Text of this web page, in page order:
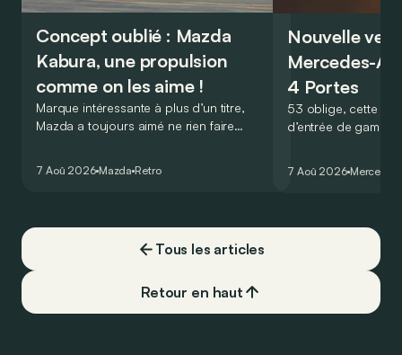
Concept oublié : Mazda
Kabura, une propulsion
comme on les aime !
Marque intéressante à plus d’un titre,
Mazda a toujours aimé ne rien faire
de la plus belle des manières…
7 Aoû 2026 Mazda Retro
Nouvelle
Mercedes-
4 Portes
53 oblige, cette
d’entrée de
moins…
7 Aoû 2026 Mercedes
Tous les articles
Retour en haut